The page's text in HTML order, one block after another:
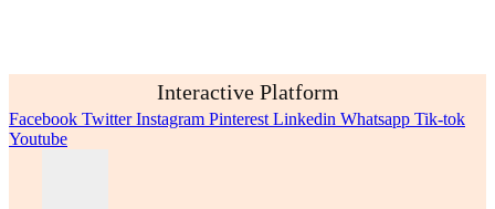
Interactive Platform
Facebook Twitter Instagram Pinterest Linkedin Whatsapp Tik-tok
Youtube